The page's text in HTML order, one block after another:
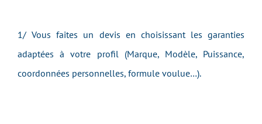
1/ Vous faites un devis en choisissant les garanties
adaptées à votre profil (Marque, Modèle, Puissance,
coordonnées personnelles, formule voulue…).